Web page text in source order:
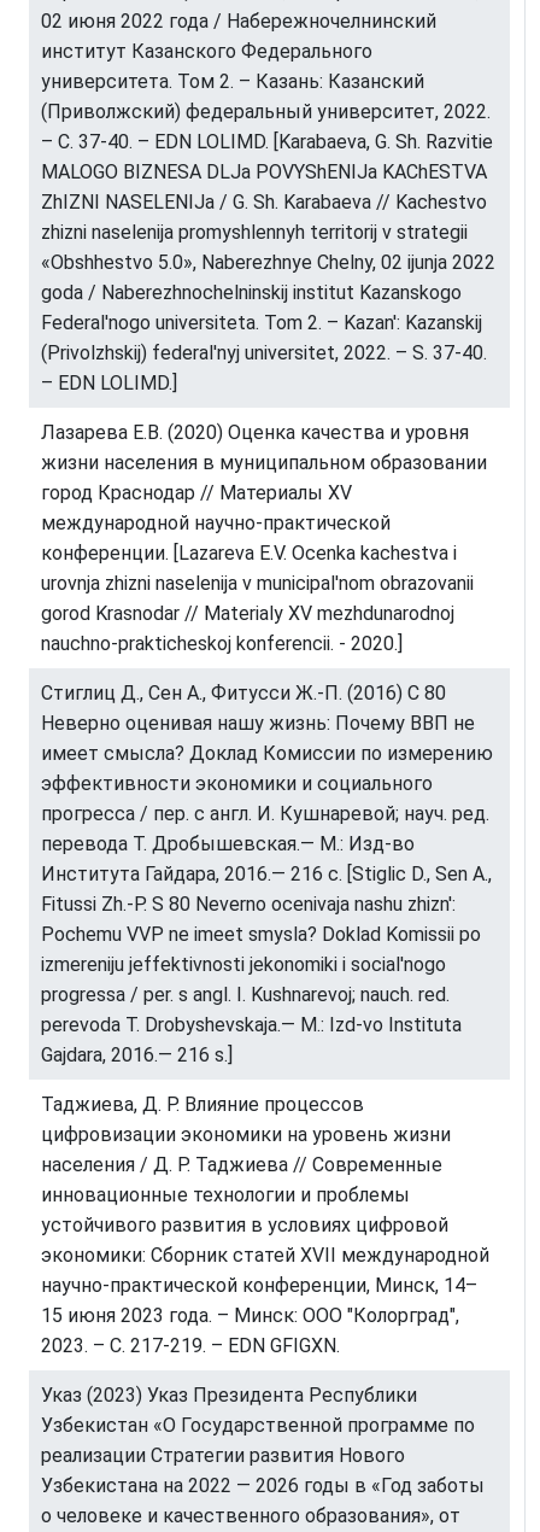
02 июня 2022 года / Набережночелнинский
институт Казанского Федерального
университета. Том 2. – Казань: Казанский
(Приволжский) федеральный университет, 2022.
– С. 37-40. – EDN LOLIMD. [Karabaeva, G. Sh. Razvitie
MALOGO BIZNESA DLJa POVYShENIJa KAChESTVA
ZhIZNI NASELENIJa / G. Sh. Karabaeva // Kachestvo
zhizni naselenija promyshlennyh territorij v strategii
«Obshhestvo 5.0», Naberezhnye Chelny, 02 ijunja 2022
goda / Naberezhnochelninskij institut Kazanskogo
Federal'nogo universiteta. Tom 2. – Kazan': Kazanskij
(Privolzhskij) federal'nyj universitet, 2022. – S. 37-40.
– EDN LOLIMD.]
Лазарева Е.В. (2020) Оценка качества и уровня
жизни населения в муниципальном образовании
город Краснодар // Материалы XV
международной научно-практической
конференции. [Lazareva E.V. Ocenka kachestva i
urovnja zhizni naselenija v municipal'nom obrazovanii
gorod Krasnodar // Materialy XV mezhdunarodnoj
nauchno-prakticheskoj konferencii. - 2020.]
Стиглиц Д., Сен А., Фитусси Ж.-П. (2016) С 80
Неверно оценивая нашу жизнь: Почему ВВП не
имеет смысла? Доклад Комиссии по измерению
эффективности экономики и социального
прогресса / пер. с англ. И. Кушнаревой; науч. ред.
перевода Т. Дробышевская.— М.: Изд-во
Института Гайдара, 2016.— 216 с. [Stiglic D., Sen A.,
Fitussi Zh.-P. S 80 Neverno ocenivaja nashu zhizn':
Pochemu VVP ne imeet smysla? Doklad Komissii po
izmereniju jeffektivnosti jekonomiki i social'nogo
progressa / per. s angl. I. Kushnarevoj; nauch. red.
perevoda T. Drobyshevskaja.— M.: Izd-vo Instituta
Gajdara, 2016.— 216 s.]
Таджиева, Д. Р. Влияние процессов
цифровизации экономики на уровень жизни
населения / Д. Р. Таджиева // Современные
инновационные технологии и проблемы
устойчивого развития в условиях цифровой
экономики: Сборник статей XVII международной
научно-практической конференции, Минск, 14–
15 июня 2023 года. – Минск: ООО "Колорград",
2023. – С. 217-219. – EDN GFIGXN.
Указ (2023) Указ Президента Республики
Узбекистан «О Государственной программе по
реализации Стратегии развития Нового
Узбекистана на 2022 — 2026 годы в «Год заботы
о человеке и качественного образования», от